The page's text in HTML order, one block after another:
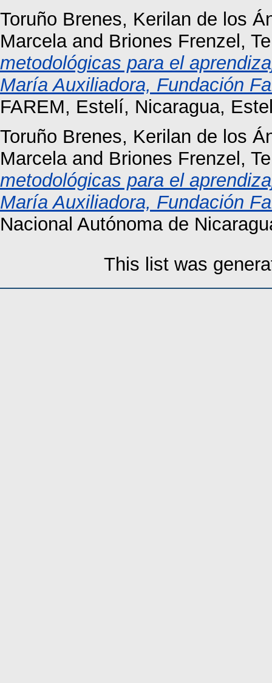
Toruño Brenes, Kerilan de los
Marcelaand Briones Frenzel,
metodológicas para el
María Auxiliadora, Fundación
FAREM, Estelí, Nicaragua,
Toruño Brenes, Kerilan de los
Marcelaand Briones Frenzel,
metodológicas para el
María Auxiliadora, Fundación
Nacional Autónoma de
This list was